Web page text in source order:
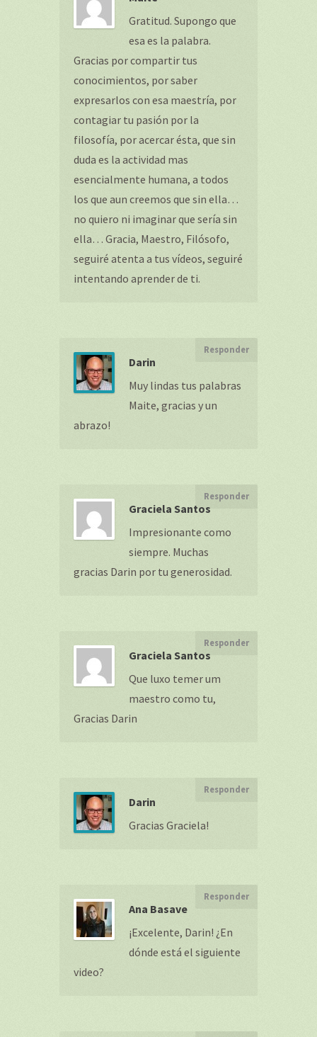
Gratitud. Supongo que
esa es la palabra.
Gracias por compartir tus
conocimientos, por saber
expresarlos con esa maestría, por
contagiar tu pasión por la
filosofía, por acercar ésta, que sin
duda es la actividad mas
esencialmente humana, a todos
los que aun creemos que sin ella…
no quiero ni imaginar que sería sin
ella… Gracia, Maestro, Filósofo,
seguiré atenta a tus vídeos, seguiré
intentando aprender de ti.
Darin
Responder
Muy lindas tus palabras
Maite, gracias y un
abrazo!
Graciela Santos
Responder
Impresionante como
siempre. Muchas
gracias Darin por tu generosidad.
Graciela Santos
Responder
Que luxo temer um
maestro como tu,
Gracias Darin
Darin
Responder
Gracias Graciela!
Ana Basave
Responder
¡Excelente, Darin! ¿En
dónde está el siguiente
video?